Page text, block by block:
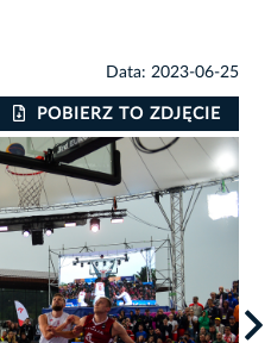
Data: 2023-06-25
POBIERZ TO ZDJĘCIE